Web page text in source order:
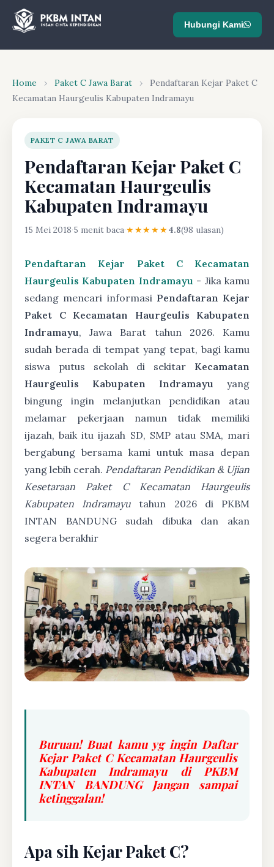
Hubungi Kami
Home › Paket C Jawa Barat ›
Pendaftaran Kejar Paket C
Kecamatan Haurgeulis Kabupaten Indramayu
PAKET C JAWA BARAT
Pendaftaran Kejar Paket C
Kecamatan Haurgeulis
Kabupaten Indramayu
15 Mei 2018·5 menit baca·★★★★★4.8(98 ulasan)
Pendaftaran Kejar Paket C Kecamatan
Haurgeulis Kabupaten Indramayu - Jika kamu
sedang mencari informasi Pendaftaran Kejar
Paket C Kecamatan Haurgeulis Kabupaten
Indramayu, Jawa Barat tahun 2026. Kamu
sudah berada di tempat yang tepat, bagi kamu
siswa putus sekolah di sekitar Kecamatan
Haurgeulis Kabupaten Indramayu yang
bingung ingin melanjutkan pendidikan atau
melamar pekerjaan namun tidak memiliki
ijazah, baik itu ijazah SD, SMP atau SMA, mari
bergabung bersama kami untuk masa depan
yang lebih cerah. Pendaftaran Pendidikan & Ujian
Kesetaraan Paket C Kecamatan Haurgeulis
Kabupaten Indramayu tahun 2026 di PKBM
INTAN BANDUNG sudah dibuka dan akan
segera berakhir
Buruan! Buat kamu yg ingin Daftar
Kejar Paket C Kecamatan Haurgeulis
Kabupaten Indramayu di PKBM
INTAN BANDUNG Jangan sampai
ketinggalan!
Apa sih Kejar Paket C?